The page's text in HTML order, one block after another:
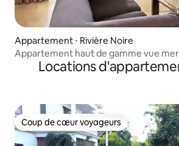
Appartement ⋅ Rivière Noire
Appartement haut de gamme vue
Locations
Coup de cœur voyageurs
Coup de cœur voyageurs